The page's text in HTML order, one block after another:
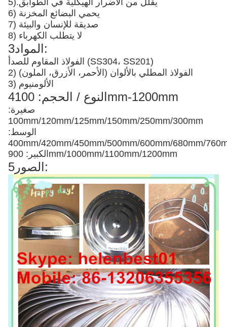
5).يقلل من الأضرار الهيكلية في الطوابق
6) يحمي البضائع المخزنة
7) صديقة للإنسان والبيئة
8) لا يتطلب الكهرباء
3المواد:
الفولاذ المقاوم للصدأ (SS304، SS201)
2) الفولاذ المطلي بالألوان (الأحمر، الأزرق، الملون)
3) الألومنيوم
4النوع / الحجم: 100mm-1200mm
صغيرة:
100mm/120mm/125mm/150mm/250mm/300mm
الوسط:
400mm/420mm/450mm/500mm/600mm/680mm/
الكبير: 900mm/1000mm/1100mm/1200mm
5الصور: